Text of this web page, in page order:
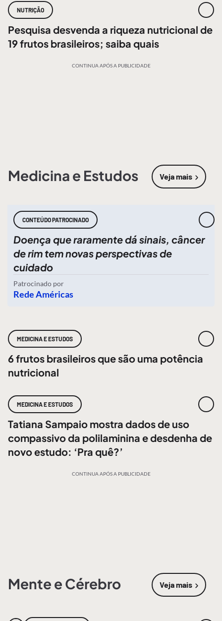
NUTRIÇÃO
Pesquisa desvenda a riqueza nutricional de
19 frutos brasileiros; saiba quais
CONTINUA APÓS A PUBLICIDADE
Medicina e Estudos Veja mais
sobre
CONTEÚDO PATROCINADO
Doença que raramente dá sinais, câncer
de rim tem novas perspectivas de
cuidado
Patrocinado por
Rede Américas
MEDICINA E ESTUDOS
6 frutos brasileiros que são uma potência
nutricional
MEDICINA E ESTUDOS
Tatiana Sampaio mostra dados de uso
compassivo da polilaminina e desdenha de
novo estudo: ‘Pra quê?’
CONTINUA APÓS A PUBLICIDADE
Mente e Cérebro Veja mais
sobre